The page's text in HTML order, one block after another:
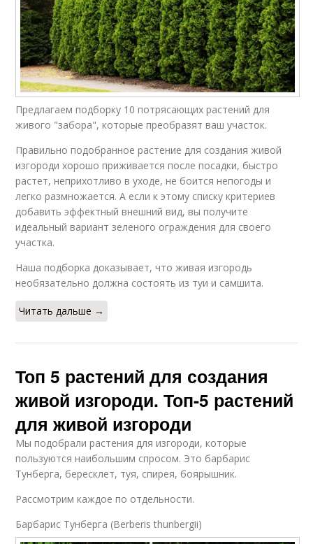
Предлагаем подборку 10 потрясающих растений для
живого "забора", которые преобразят ваш участок.
Правильно подобранное растение для создания живой
изгороди хорошо приживается после посадки, быстро
растет, неприхотливо в уходе, не боится непогоды и
легко размножается. А если к этому списку критериев
добавить эффектный внешний вид, вы получите
идеальный вариант зеленого ограждения для своего
участка.
Наша подборка доказывает, что живая изгородь
необязательно должна состоять из туи и самшита.
Читать дальше →
Топ 5 растений для создания
живой изгороди. Топ-5 растений
для живой изгороди
Мы подобрали растения для изгороди, которые
пользуются наибольшим спросом. Это барбарис
Тунберга, бересклет, туя, спирея, боярышник.
Рассмотрим каждое по отдельности.
Барбарис Тунберга (Berberis thunbergii)